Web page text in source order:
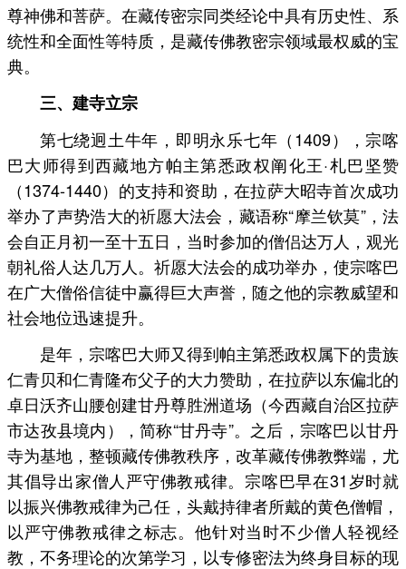
尊神佛和菩萨。在藏传密宗同类经论中具有历史性、系
统性和全面性等特质，是藏传佛教密宗领域最权威的宝
典。
三、建寺立宗
第七绕迥土牛年，即明永乐七年（1409），宗喀
巴大师得到西藏地方帕主第悉政权阐化王·札巴坚赞
（1374-1440）的支持和资助，在拉萨大昭寺首次成功
举办了声势浩大的祈愿大法会，藏语称“摩兰钦莫”，法
会自正月初一至十五日，当时参加的僧侣达万人，观光
朝礼俗人达几万人。祈愿大法会的成功举办，使宗喀巴
在广大僧俗信徒中赢得巨大声誉，随之他的宗教威望和
社会地位迅速提升。
是年，宗喀巴大师又得到帕主第悉政权属下的贵族
仁青贝和仁青隆布父子的大力赞助，在拉萨以东偏北的
卓日沃齐山腰创建甘丹尊胜洲道场（今西藏自治区拉萨
市达孜县境内），简称“甘丹寺”。之后，宗喀巴以甘丹
寺为基地，整顿藏传佛教秩序，改革藏传佛教弊端，尤
其倡导出家僧人严守佛教戒律。宗喀巴早在31岁时就
以振兴佛教戒律为己任，头戴持律者所戴的黄色僧帽，
以严守佛教戒律之标志。他针对当时不少僧人轻视经
教，不务理论的次第学习，以专修密法为终身目标的现